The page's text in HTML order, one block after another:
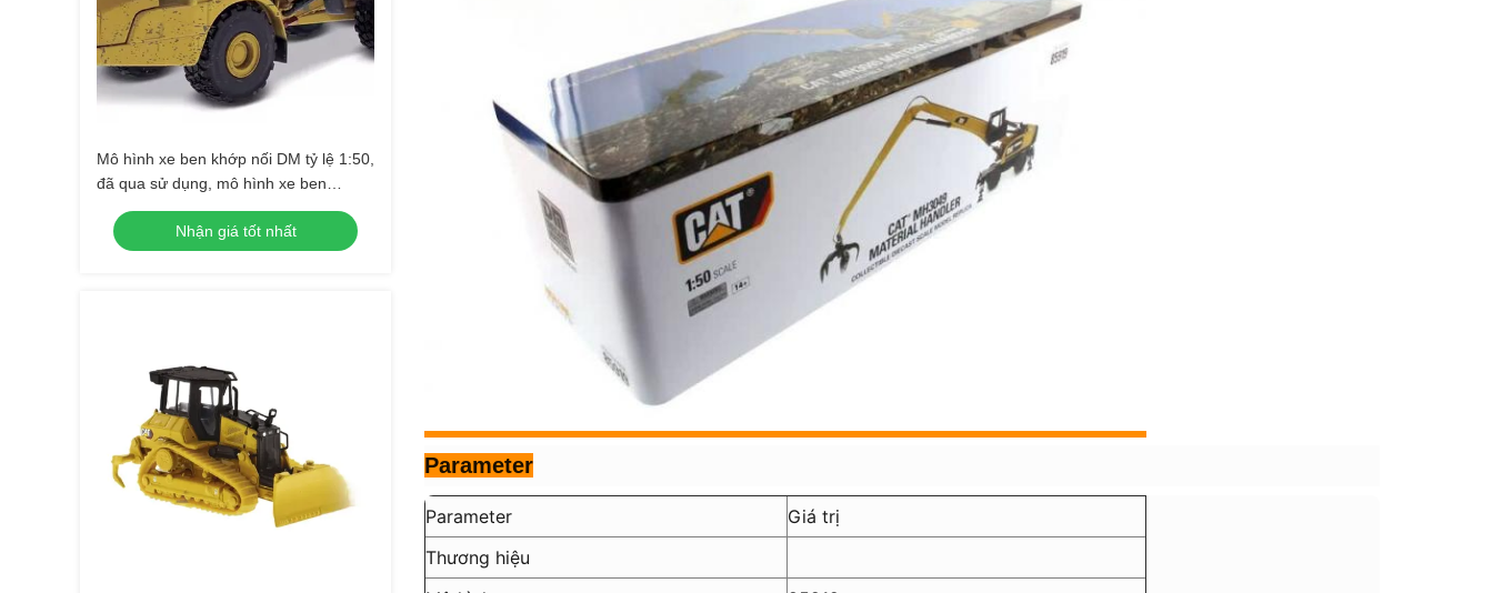
Mô hình xe ben khớp nối DM tỷ lệ 1:50,
đã qua sử dụng, mô hình xe ben
85704, đồ sưu tầm đúc khuôn
Nhận giá tốt nhất
Parameter
Parameter
Giá trị
Thương hiệu